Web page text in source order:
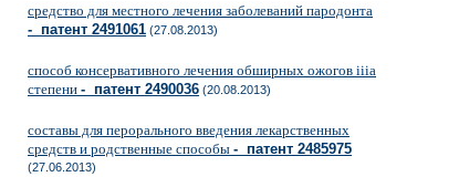
средство для местного лечения заболеваний пародонта
- патент 2491061 (27.08.2013)
способ консервативного лечения обширных ожогов iiiа
степени - патент 2490036 (20.08.2013)
составы для перорального введения лекарственных
средств и родственные способы - патент 2485975
(27.06.2013)